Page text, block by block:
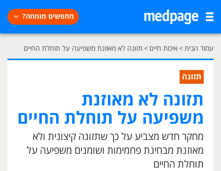
מחפשים מומחה?
עמוד הבית> איכות חיים > תזונה לא מאוזנת משפיעה על תוחלת החיים
תזונה
תזונה לא מאוזנת
משפיעה על תוחלת החיים
מחקר חדש מצביע על כך שתזונה קיצונית ולא
מאוזנת מבחינת פחמימות ושומנים משפיעה על
תוחלת החיים